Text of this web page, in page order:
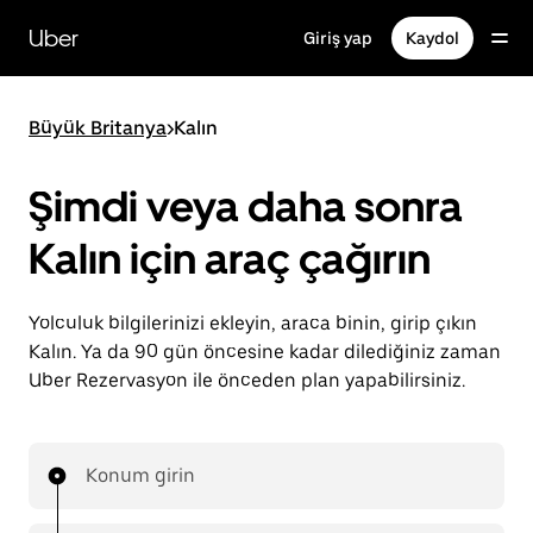
içeriğe
gidinUber Giriş yap Kaydol
Büyük Britanya>Kalın
Şimdi veya daha sonra
Kalın için araç çağırın
Yolculuk bilgilerinizi ekleyin, araca binin, girip çıkın
Kalın. Ya da 90 gün öncesine kadar dilediğiniz zaman
Uber Rezervasyon ile önceden plan yapabilirsiniz.
Konum girin